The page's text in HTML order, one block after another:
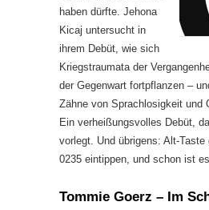
haben dürfte. Jehona
Kicaj untersucht in
ihrem Debüt, wie sich
Kriegstraumata der
der Gegenwart fortpflanzen –
Zähne von Sprachlosigkeit und
Ein verheißungsvolles Debüt,
vorlegt. Und übrigens: Alt-Taste
0235 eintippen, und schon ist
Tommie Goerz – Im